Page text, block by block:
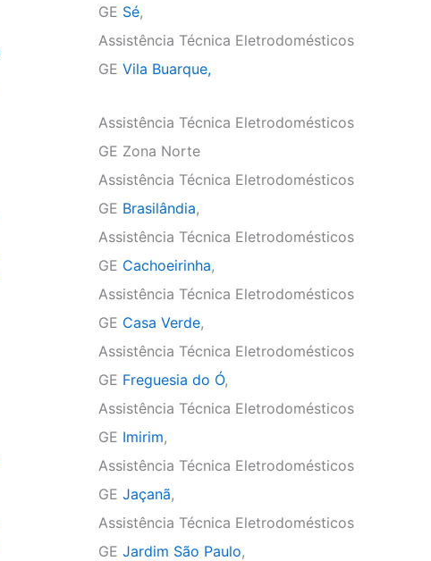
GE Sé,
Assistência Técnica Eletrodomésticos
GE Vila Buarque,
Assistência Técnica Eletrodomésticos
GE Zona Norte
Assistência Técnica Eletrodomésticos
GE Brasilândia,
Assistência Técnica Eletrodomésticos
GE Cachoeirinha,
Assistência Técnica Eletrodomésticos
GE Casa Verde,
Assistência Técnica Eletrodomésticos
GE Freguesia do Ó,
Assistência Técnica Eletrodomésticos
GE Imirim,
Assistência Técnica Eletrodomésticos
GE Jaçanã,
Assistência Técnica Eletrodomésticos
GE Jardim São Paulo,